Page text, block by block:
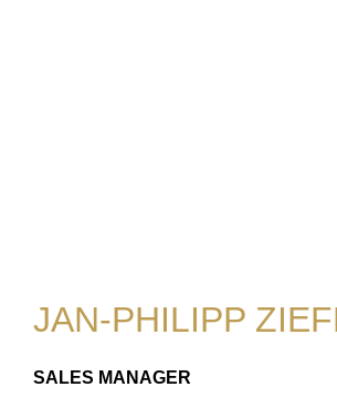
JAN-PHILIPP
SALES MANAGER